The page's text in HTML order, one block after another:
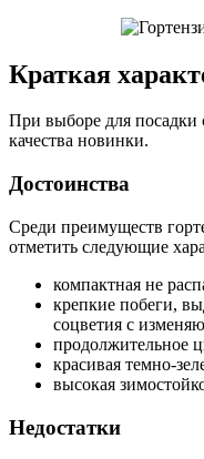
Краткая
При выборе для посадки
качества новинки.
Достоинства
Среди преимуществ
отметить следующие
компактная не
крепкие побеги,
соцветия с
продолжительное
красивая темно-
высокая
Недостатки